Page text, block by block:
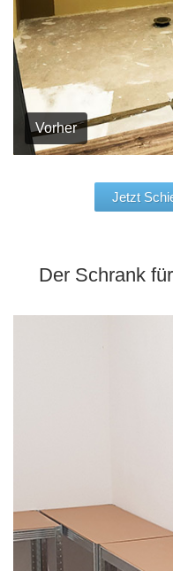
Vorher
Jetzt
Der Schrank